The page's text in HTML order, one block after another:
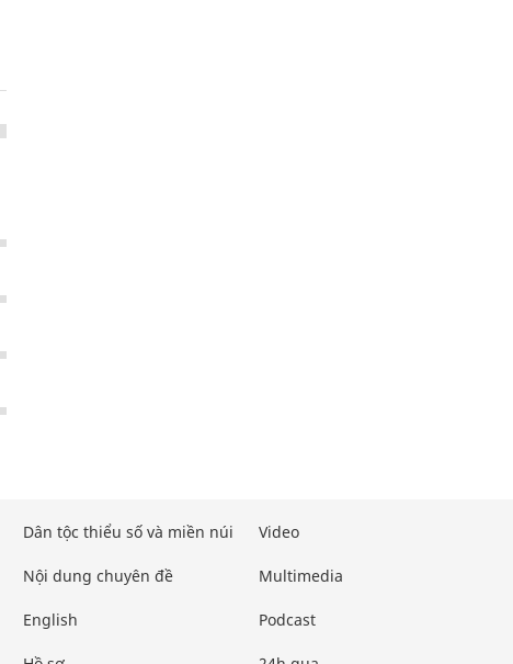
Dân tộc thiểu số và miền núi
Nội dung chuyên đề
English
Video
Multimedia
Podcast